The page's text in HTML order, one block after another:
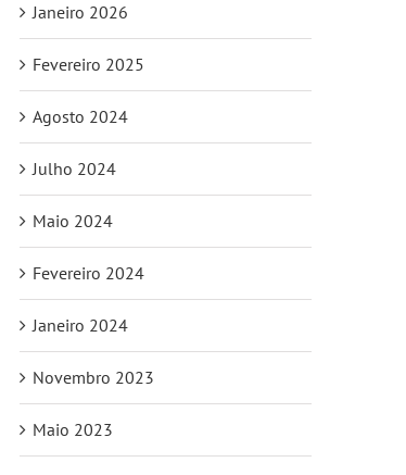
Janeiro 2026
Fevereiro 2025
Agosto 2024
Julho 2024
Maio 2024
Fevereiro 2024
Janeiro 2024
Novembro 2023
Maio 2023